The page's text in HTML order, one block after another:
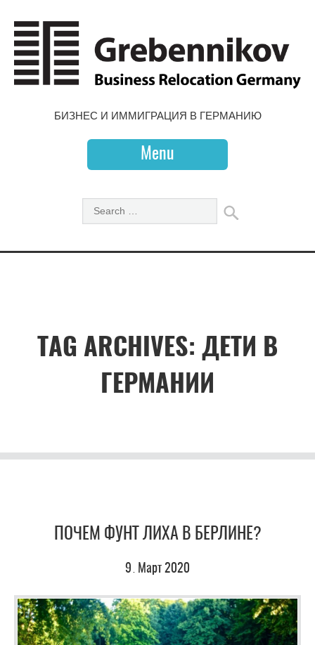
БИЗНЕС И ИММИГРАЦИЯ В ГЕРМАНИЮ
Menu
TAG ARCHIVES: ДЕТИ В
ГЕРМАНИИ
ПОЧЕМ ФУНТ ЛИХА В БЕРЛИНЕ?
9 Март 2020